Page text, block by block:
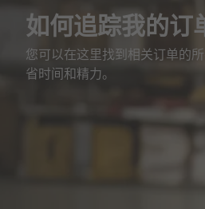
如何追踪我的订
您可以在这里找到相关订单的
省时间和精力。